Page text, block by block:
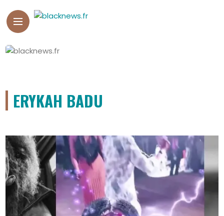
ERYKAH BADU